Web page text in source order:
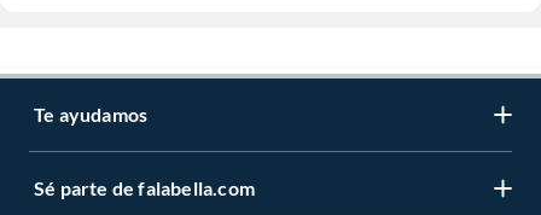
Te ayudamos
Sé parte de falabella.com